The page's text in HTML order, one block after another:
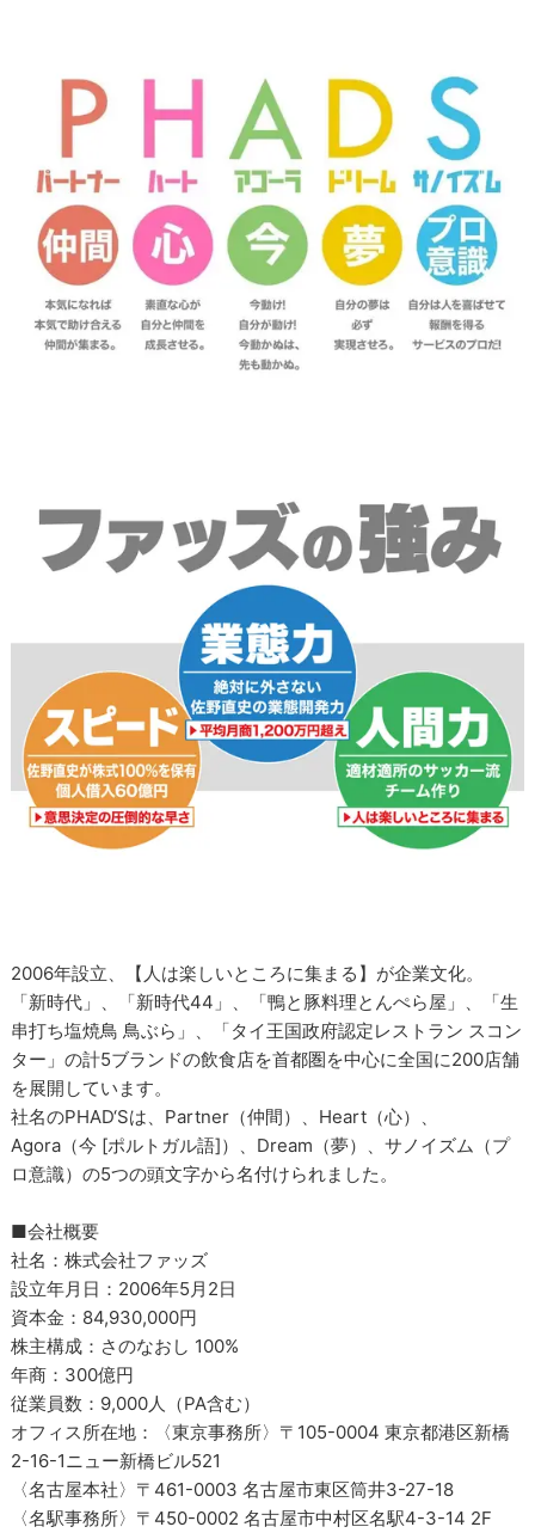
2006年設立、【人は楽しいところに集まる】が企業文化。
「新時代」、「新時代44」、「鴨と豚料理とんぺら屋」、「生
串打ち塩焼鳥 鳥ぶら」、「タイ王国政府認定レストラン スコン
ター」の計5ブランドの飲食店を首都圏を中心に全国に200店舗
を展開しています。
社名のPHAD‘Sは、Partner（仲間）、Heart（心）、
Agora（今 [ポルトガル語]）、Dream（夢）、サノイズム（プ
ロ意識）の5つの頭文字から名付けられました。
■会社概要
社名：株式会社ファッズ
設立年月日：2006年5月2日
資本金：84,930,000円
株主構成：さのなおし 100%
年商：300億円
従業員数：9,000人（PA含む）
オフィス所在地：〈東京事務所〉〒105-0004 東京都港区新橋
2-16-1ニュー新橋ビル521
〈名古屋本社〉〒461-0003 名古屋市東区筒井3-27-18
〈名駅事務所〉〒450-0002 名古屋市中村区名駅4-3-14 2F